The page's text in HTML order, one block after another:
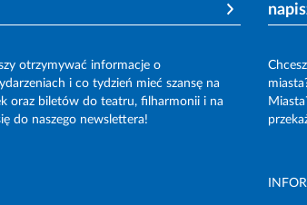
otrzymywać informacje o
i co tydzień mieć szansę na
oraz biletów do teatru, filharmonii i na
do naszego newslettera!